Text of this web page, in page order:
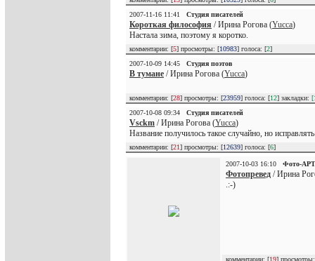
2007-11-16 11:41
Студия писателей
Короткая философия / Ирина Рогова (Yucca)
Настала зима, поэтому я коротко.
комментарии: [5] просмотры: [10983] голоса: [2]
2007-10-09 14:45
Студия поэтов
В тумане / Ирина Рогова (Yucca)
комментарии: [28] просмотры: [23959] голоса: [12] закладки:
2007-10-08 09:34
Студия писателей
Vsckm / Ирина Рогова (Yucca)
Название получилось такое случайно, но
комментарии: [21] просмотры: [12639] голоса: [6]
2007-10-03 16:10 Фото-АРТ
Фотопревед / Ирина
.:-)
комментарии: [19]